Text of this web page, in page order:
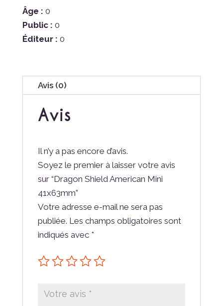
41x63mm
Âge : 0
Public : 0
Éditeur : 0
Avis (0)
Avis
Il n’y a pas encore d’avis.
Soyez le premier à laisser votre avis
sur “Dragon Shield American Mini
41x63mm”
Votre adresse e-mail ne sera pas
publiée. Les champs obligatoires sont
indiqués avec *